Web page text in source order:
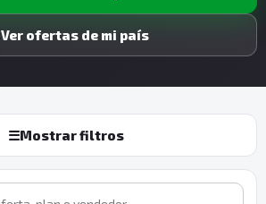
Ver ofertas de mi país
☰Mostrar filtros